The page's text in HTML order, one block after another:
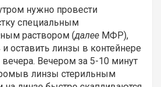
нужно провести
специальным
раствором (далее МФР),
оставить линзы в контейнере
Вечером за 5-10 минут
линзы стерильным